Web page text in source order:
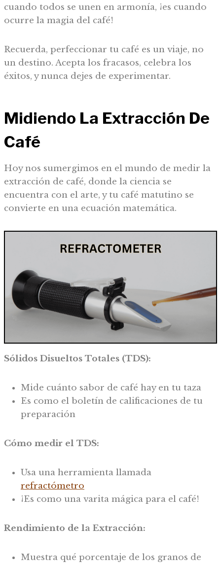
cuando todos se unen en armonía, ¡es cuando
ocurre la magia del café!
Recuerda, perfeccionar tu café es un viaje, no
un destino. Acepta los fracasos, celebra los
éxitos, y nunca dejes de experimentar.
Midiendo La Extracción De
Café
Hoy nos sumergimos en el mundo de medir la
extracción de café, donde la ciencia se
encuentra con el arte, y tu café matutino se
convierte en una ecuación matemática.
Sólidos Disueltos Totales (TDS):
Mide cuánto sabor de café hay en tu taza
Es como el boletín de calificaciones de tu
preparación
Cómo medir el TDS:
Usa una herramienta llamada
refractómetro
¡Es como una varita mágica para el café!
Rendimiento de la Extracción:
Muestra qué porcentaje de los granos de